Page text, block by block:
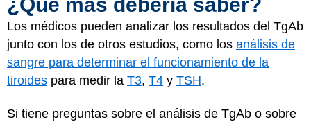
Los médicos pueden analizar los resultados del TgAb
junto con los de otros estudios, como los análisis de
sangre para determinar el funcionamiento de la
tiroides para medir la T3, T4 y TSH.
Si tiene preguntas sobre el análisis de TgAb o sobre